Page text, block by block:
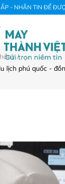
- NHẮN TIN ĐỂ
/
lịch phú quốc -